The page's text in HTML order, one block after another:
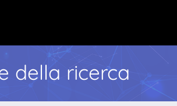
della ricerca